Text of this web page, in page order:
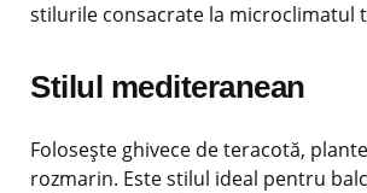
stilurile consacrate la microclimatul
Stilul mediteranean
Folosește ghivece de teracotă,
rozmarin. Este stilul ideal pentru